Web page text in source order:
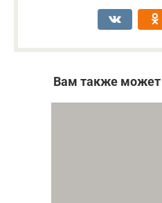
Вам также может